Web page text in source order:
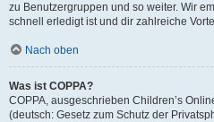
zu Benutzergruppen und so weiter. Wir
schnell erledigt ist und dir zahlreiche
Nach oben
Was ist COPPA?
COPPA, ausgeschrieben Children’s
(deutsch: Gesetz zum Schutz der